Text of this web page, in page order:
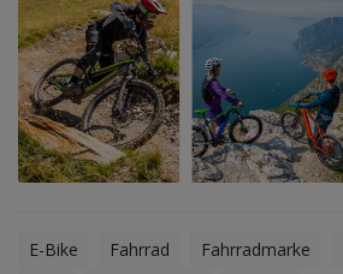
E-Bike Fahrrad Fahrradmarke